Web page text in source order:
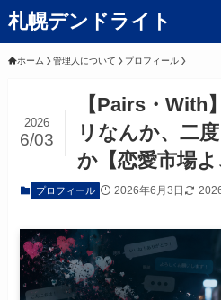
札幌デンドライト
ホーム 管理人について プロフィール
【Pairs・With
リなんか、二
か【恋愛市場よ
2026
6/03
プロフィール 2026年6月3日